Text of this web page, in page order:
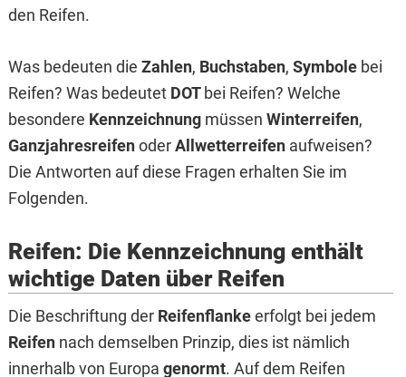
den Reifen.
Was bedeuten die Zahlen, Buchstaben, Symbole bei
Reifen? Was bedeutet DOT bei Reifen? Welche
besondere Kennzeichnung müssen Winterreifen,
GanzjahresreifenoderAllwetterreifen aufweisen?
Die Antworten auf diese Fragen erhalten Sie im
Folgenden.
Reifen: Die Kennzeichnung enthält
wichtige Daten über Reifen
Die Beschriftung der Reifenflankeerfolgt bei jedem
Reifen nach demselben Prinzip, dies ist nämlich
innerhalb von Europa genormt. Auf dem Reifen